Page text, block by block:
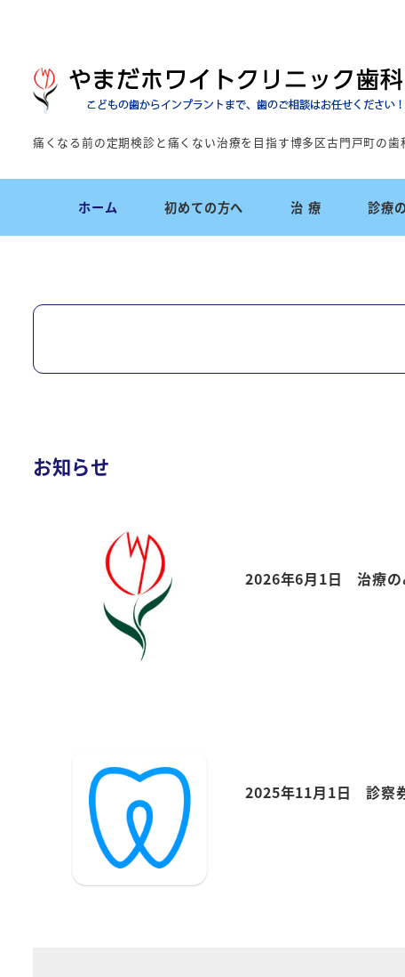
痛くなる前の定期検診と痛くない治療を目指す博多区古門戸町の歯
ホーム 初めての方へ 治 療 診療
お知らせ
2026年6月1日 治療の
2025年11月1日 診察